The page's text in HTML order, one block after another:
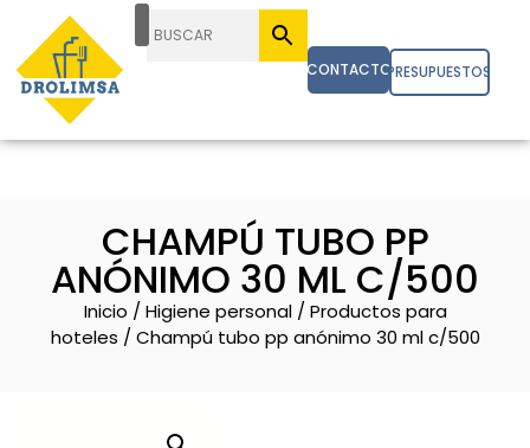
CONTACTOPRESUPUESTOS
CHAMPÚ TUBO PP
ANÓNIMO 30 ML C/500
Inicio / Higiene personal/ Productos para
hoteles / Champú tubo pp anónimo 30 ml c/500